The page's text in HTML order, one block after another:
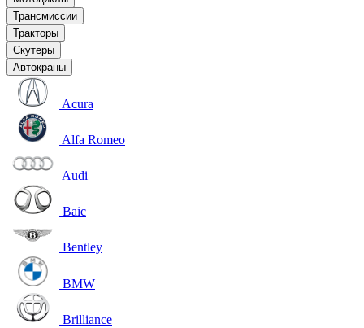
Трансмиссии
Тракторы
Скутеры
Автокраны
Acura
Alfa Romeo
Audi
Baic
Bentley
BMW
Brilliance